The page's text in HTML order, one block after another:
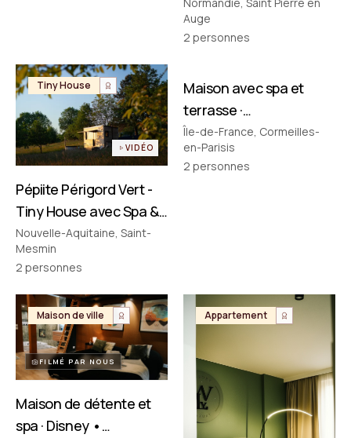
Vintage en Normandie
Auge
2 personnes
Tiny House
VIDÉO
Pépiite Périgord Vert -
Tiny House avec Spa &
Bain Nordique en
Dordogne
Nouvelle-Aquitaine, Saint-
Mesmin
2 personnes
Maison de ville
Maison avec spa et
terrasse ·
Cormeilles‑en‑Parisis
Île-de-France, Cormeilles-
en-Parisis
2 personnes
Maison de ville
FILMÉ PAR NOUS
Maison de détente et
spa · Disney •
Appartement